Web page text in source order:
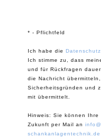
* - Pflichtfeld
Ich habe die
Ich stimme zu, dass
und für Rückfragen
die Nachricht
Sicherheitsgründen und
mit übermittelt.
Hinweis: Sie können
Zukunft per Mail an
schankanlagentechnik.de